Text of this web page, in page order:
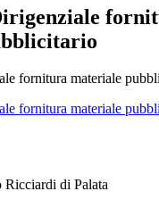
fornitura materiale
fornitura materiale
di Palata